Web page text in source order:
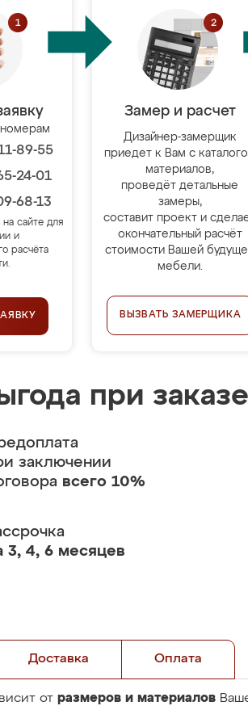
номерам
89-55
24-01
68-13
на сайте для
и
расчёта
Замер и расчет
Дизайнер-замерщик
приедет к Вам с
материалов,
проведёт детальные
замеры,
составит проект и
окончательный расчёт
стоимости Вашей
мебели.
ВЫЗВАТЬ ЗАМЕРЩИКА
при
заключении
всего 10%
3, 4, 6 месяцев
Доставка Оплата
от размеров и материалов